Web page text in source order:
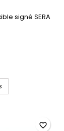
signé SERA
favorite_border